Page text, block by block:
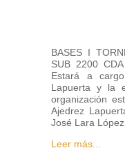
BASES I
SUB 2200
Estará a
Lapuerta y la
organización
Ajedrez
José Lara
Leer más...